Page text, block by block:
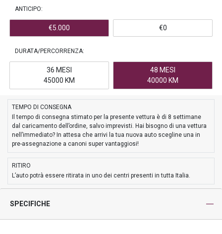
ANTICIPO:
€5.000 €0
DURATA/PERCORRENZA:
36 MESI
45000 KM
48 MESI
40000 KM
TEMPO DI CONSEGNA
Il tempo di consegna stimato per la presente vettura è di 8 settimane
dal caricamento dell’ordine, salvo imprevisti. Hai bisogno di una vettura
nell’immediato? In attesa che arrivi la tua nuova auto scegline una in
pre-assegnazione a canoni super vantaggiosi!
RITIRO
L’auto potrà essere ritirata in uno dei centri presenti in tutta Italia.
SPECIFICHE